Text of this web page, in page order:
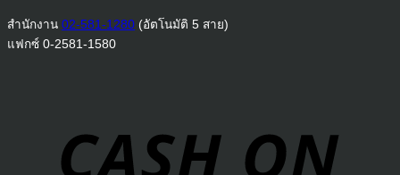
สำนักงาน 02-581-1280 (อัตโนมัติ 5 สาย)
แฟกซ์ 0-2581-1580